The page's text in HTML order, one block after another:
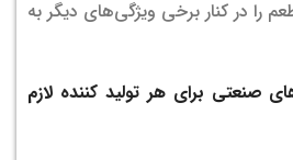
را در کنار برخی ویژگی‌های دیگر به
صنعتی برای هر تولید کننده لازم